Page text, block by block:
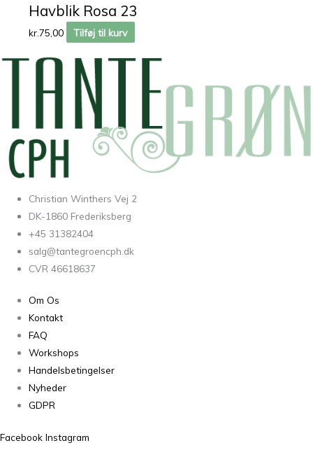
Havblik Rosa 23
kr.75,00 Tilføj til kurv
Christian Winthers Vej 2
DK-1860 Frederiksberg
+45 31382404
salg@tantegroencph.dk
CVR 46618637
Om Os
Kontakt
FAQ
Workshops
Handelsbetingelser
Nyheder
GDPR
Facebook Instagram